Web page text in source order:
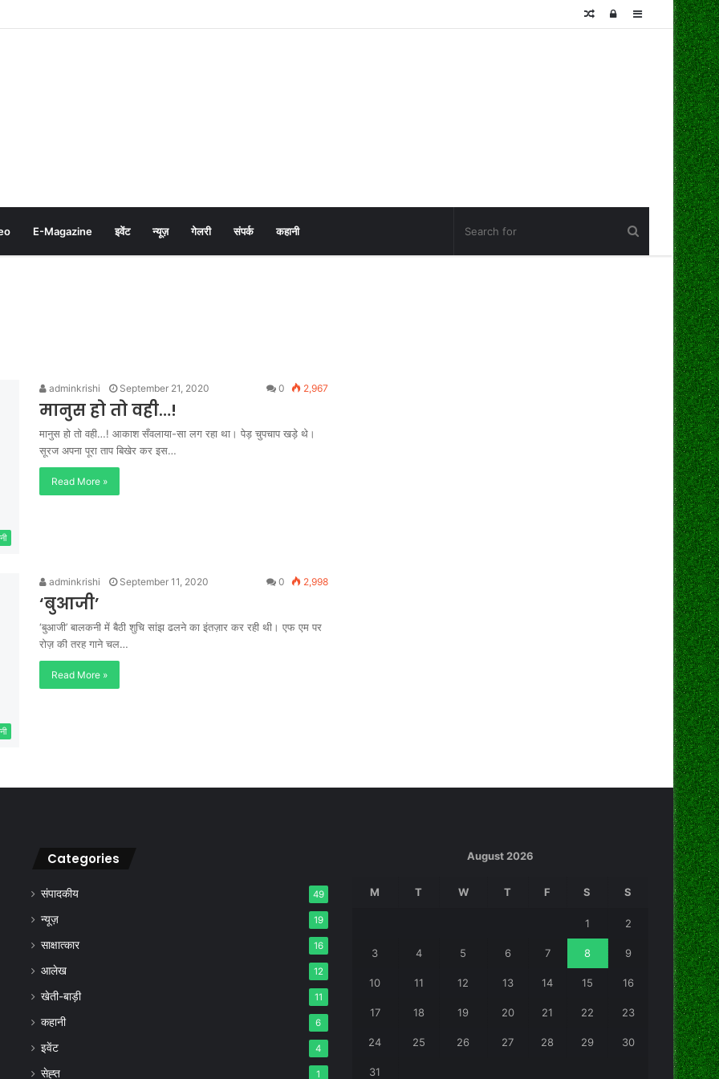
Sidebar
Log
Random
E-Magazine इवेंट न्यूज़ गेलरी संपर्क कहानी
adminkrishi September 21, 2020 0 2,967
मानुस हो तो वही…!
मानुस हो तो वही…! आकाश सँवलाया-सा लग रहा था। पेड़ चुपचाप खड़े थे।
सूरज अपना पूरा ताप बिखेर कर इस…
Read More »
adminkrishi September 11, 2020 0 2,998
‘बुआजी’
‘बुआजी’ बालकनी में बैठी शुचि सांझ ढलने का इंतज़ार कर रही थी। एफ एम पर
रोज़ की तरह गाने चल…
Read More »
Categories
संपादकीय 49
न्यूज़ 19
साक्षात्कार 16
आलेख 12
खेती-बाड़ी 11
कहानी 6
इवेंट 4
सेह्त 1
August 2026
M T W T F S S
1 2
3 4 5 6 7 8 9
10 11 12 13 14 15 16
17 18 19 20 21 22 23
24 25 26 27 28 29 30
31